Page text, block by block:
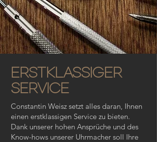
ERSTKLASSIGER
SERVICE
Constantin Weisz setzt alles daran, Ihnen
einen erstklassigen Service zu bieten.
Dank unserer hohen Ansprüche und des
Know-hows unserer Uhrmacher soll Ihre